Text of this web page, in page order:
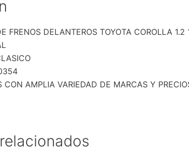
FRENOS DELANTEROS TOYOTA COROLLA 1.2
CON AMPLIA VARIEDAD DE MARCAS Y